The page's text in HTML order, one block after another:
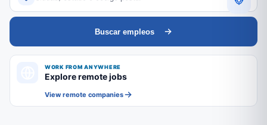
Buscar empleos
WORK FROM ANYWHERE
Explore remote jobs
View remote companies